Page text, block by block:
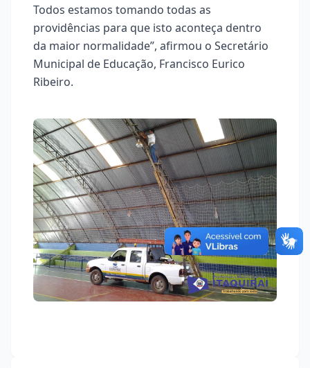
Todos estamos tomando todas as
providências para que isto aconteça dentro
da maior normalidade”, afirmou o Secretário
Municipal de Educação, Francisco Eurico
Ribeiro.